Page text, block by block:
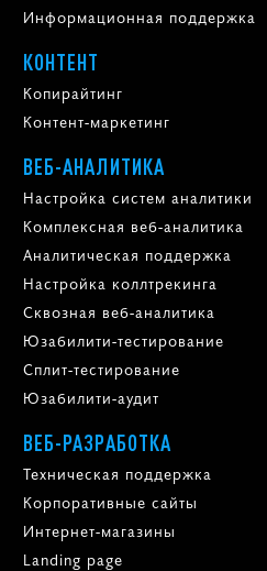
Информационная поддержка
КОНТЕНТ
Копирайтинг
Контент-маркетинг
ВЕБ-АНАЛИТИКА
Настройка систем аналитики
Комплексная веб-аналитика
Аналитическая поддержка
Настройка коллтрекинга
Сквозная веб-аналитика
Юзабилити-тестирование
Сплит-тестирование
Юзабилити-аудит
ВЕБ-РАЗРАБОТКА
Техническая поддержка
Корпоративные сайты
Интернет-магазины
Landing page